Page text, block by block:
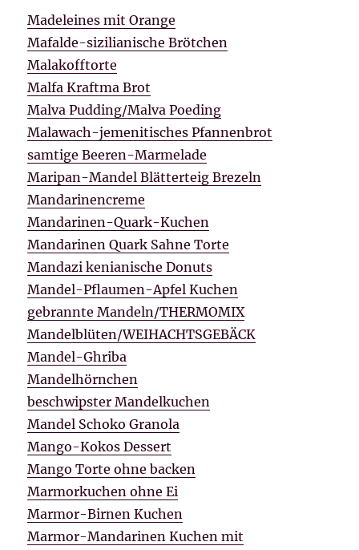
Madeleines mit Orange
Mafalde-sizilianische Brötchen
Malakofftorte
Malfa Kraftma Brot
Malva Pudding/Malva Poeding
Malawach-jemenitisches Pfannenbrot
samtige Beeren-Marmelade
Maripan-Mandel Blätterteig Brezeln
Mandarinencreme
Mandarinen-Quark-Kuchen
Mandarinen Quark Sahne Torte
Mandazi kenianische Donuts
Mandel-Pflaumen-Apfel Kuchen
gebrannte Mandeln/THERMOMIX
Mandelblüten/WEIHACHTSGEBÄCK
Mandel-Ghriba
Mandelhörnchen
beschwipster Mandelkuchen
Mandel Schoko Granola
Mango-Kokos Dessert
Mango Torte ohne backen
Marmorkuchen ohne Ei
Marmor-Birnen Kuchen
Marmor-Mandarinen Kuchen mit